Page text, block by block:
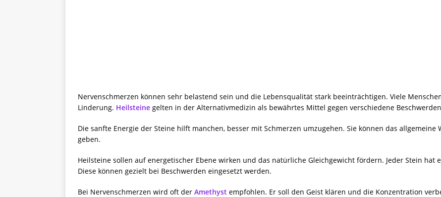
Nervenschmerzen können sehr belastend sein und die Lebensqualität stark beeinträchtigen. Viele
Linderung. Heilsteine gelten in der Alternativmedizin als bewährtes Mittel gegen verschiedene
Die sanfte Energie der Steine hilft manchen, besser mit Schmerzen umzugehen. Sie können das
geben.
Heilsteine sollen auf energetischer Ebene wirken und das natürliche Gleichgewicht fördern. Jeder Stein hat
Diese können gezielt bei Beschwerden eingesetzt werden.
Bei Nervenschmerzen wird oft der Amethyst empfohlen. Er soll den Geist klären und die Konzentration